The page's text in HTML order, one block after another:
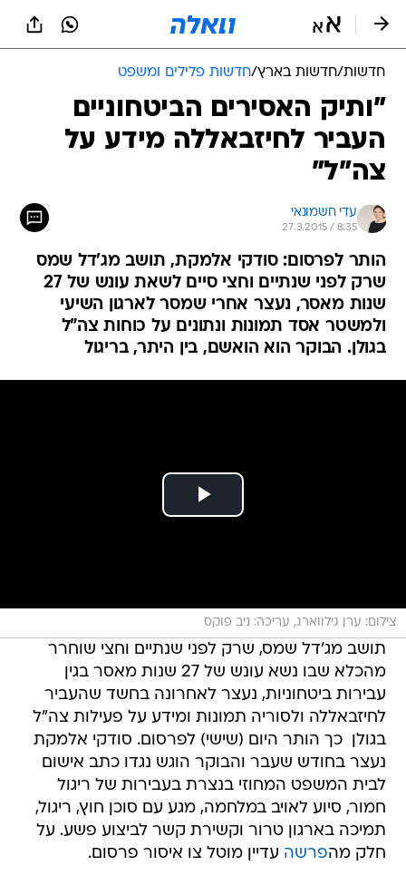
חדשות/חדשות בארץ/חדשות פלילים ומשפט
"ותיק האסירים הביטחוניים
העביר לחיזבאללה מידע על
צה"ל"
עדי חשמונאי
27.3.2015 / 8:35
הותר לפרסום: סודקי אלמקת, תושב מג'דל שמס
שרק לפני שנתיים וחצי סיים לשאת עונש של 27
שנות מאסר, נעצר אחרי שמסר לארגון השיעי
ולמשטר אסד תמונות ונתונים על כוחות צה"ל
בגולן. הבוקר הוא הואשם, בין היתר, בריגול
צילום: ערן גילווארג, עריכה: ניב פוקס
תושב מג'דל שמס, שרק לפני שנתיים וחצי שוחרר
מהכלא שבו נשא עונש של 27 שנות מאסר בגין
עבירות ביטחוניות, נעצר לאחרונה בחשד שהעביר
לחיזבאללה ולסוריה תמונות ומידע על פעילות צה"ל
בגולן  כך הותר היום (שישי) לפרסום. סודקי אלמקת
נעצר בחודש שעבר והבוקר הוגש נגדו כתב אישום
לבית המשפט המחוזי בנצרת בעבירות של ריגול
חמור, סיוע לאויב במלחמה, מגע עם סוכן חוץ, ריגול,
תמיכה בארגון טרור וקשירת קשר לביצוע פשע. על
חלק מהפרשה עדיין מוטל צו איסור פרסום.